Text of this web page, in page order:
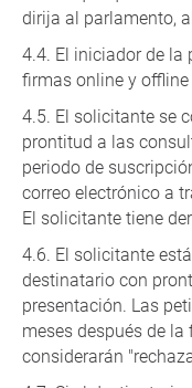
dirija al parlamento,
El iniciador de la
firmas online y
El solicitante se
prontitud a las
periodo de
correo electrónico a
El solicitante tiene
El solicitante
destinatario con
presentación. Las
meses después de
considerarán